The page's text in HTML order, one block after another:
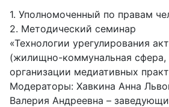
1. Уполномоченный по правам
2. Методический семинар
«Технологии урегулирования
(жилищно-коммунальная
организации медиативных
Модераторы: Хавкина Анна
Валерия Андреевна –